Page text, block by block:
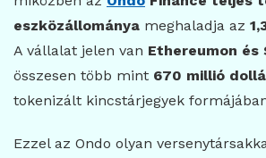
eszközállománya meghaladja az
A vállalat jelen van Ethereumon és
összesen több mint 670 millió
tokenizált kincstárjegyek
Ezzel az Ondo olyan